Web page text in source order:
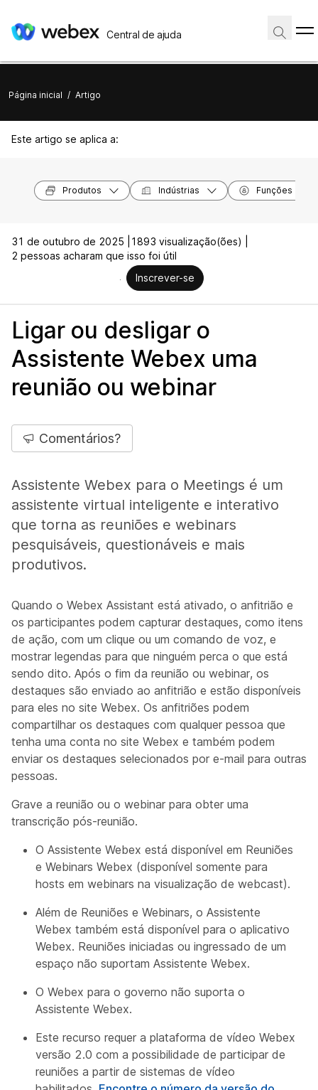
Central de ajuda
Página inicial / Artigo
Este artigo se aplica a:
Produtos Indústrias Funções
31 de outubro de 2025 |
1893 visualização(ões) |
2 pessoas acharam que isso foi útil
Inscrever-se
Ligar ou desligar o
Assistente Webex uma
reunião ou webinar
Comentários?
Assistente Webex para o Meetings é um
assistente virtual inteligente e interativo
que torna as reuniões e webinars
pesquisáveis, questionáveis e mais
produtivos.
Quando o Webex Assistant está ativado, o anfitrião e
os participantes podem capturar destaques, como itens
de ação, com um clique ou um comando de voz, e
mostrar legendas para que ninguém perca o que está
sendo dito. Após o fim da reunião ou webinar, os
destaques são enviado ao anfitrião e estão disponíveis
para eles no site Webex. Os anfitriões podem
compartilhar os destaques com qualquer pessoa que
tenha uma conta no site Webex e também podem
enviar os destaques selecionados por e-mail para outras
pessoas.
Grave a reunião ou o webinar para obter uma
transcrição pós-reunião.
O Assistente Webex está disponível em Reuniões
e Webinars Webex (disponível somente para
hosts em webinars na visualização de webcast).
Além de Reuniões e Webinars, o Assistente
Webex também está disponível para o aplicativo
Webex. Reuniões iniciadas ou ingressado de um
espaço não suportam Assistente Webex.
O Webex para o governo não suporta o
Assistente Webex.
Este recurso requer a plataforma de vídeo Webex
versão 2.0 com a possibilidade de participar de
reuniões a partir de sistemas de vídeo